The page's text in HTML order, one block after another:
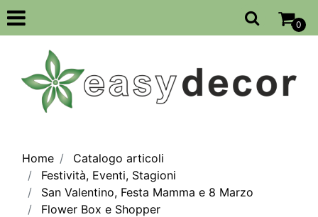
Open
0
Home
Catalogo articoli
Festività, Eventi, Stagioni
San Valentino, Festa Mamma e 8 Marzo
Flower Box e Shopper